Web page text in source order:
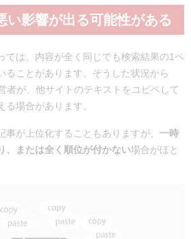
い影響が出る可能性がある
ては、内容が全く同じでも検索結果の1ペ
ることがあります。そうした状況から
者が、他サイトのテキストをコピペして
場合があります。
が上位化することもありますが、 一時
、または全く順位が付かない場合がほと